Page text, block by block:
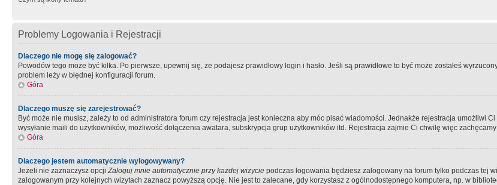
Problemy Logowania i Rejestracji
Dlaczego nie mogę się zalogować?
Powodów tego może być kilka. Po pierwsze, upewnij się, że podajesz prawidłowy login i hasło. Jeśli są prawidłowe to być może zostałeś
problem leży w błędnej konfiguracji forum.
Góra
Dlaczego muszę się zarejestrować?
Być może nie musisz, zależy to od administratora forum czy rejestracja jest konieczna aby móc pisać wiadomości. Jednakże rejestracja umożliwi
wysyłanie maili do użytkowników, możliwość dołączenia awatara, subskrypcja grup użytkowników itd. Rejestracja zajmie Ci chwilę więc
Góra
Dlaczego jestem automatycznie wylogowywany?
Jeżeli nie zaznaczysz opcjiZaloguj mnie automatycznie przy każdej wizycie podczas logowania będziesz zalogowany na forum tylko podczas tej
zalogowanym przy kolejnych wizytach zaznacz powyższą opcję. Nie jest to zalecane, gdy korzystasz z ogólnodostępnego komputera, np. w